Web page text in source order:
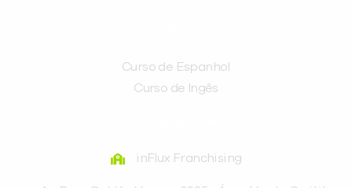
Curso de Espanhol
Curso de Ingês
inFlux Franchising